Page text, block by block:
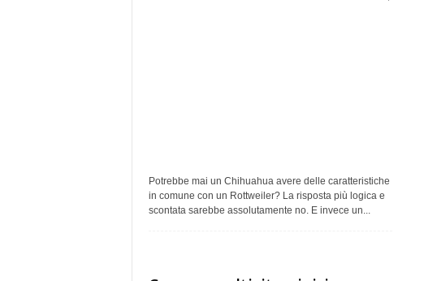
Potrebbe mai un Chihuahua avere delle caratteristiche
in comune con un Rottweiler? La risposta più logica e
scontata sarebbe assolutamente no. E invece un...